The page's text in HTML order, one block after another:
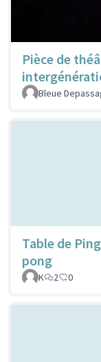
Pièce de
Bleue
Table de Ping
pong
K
2 0